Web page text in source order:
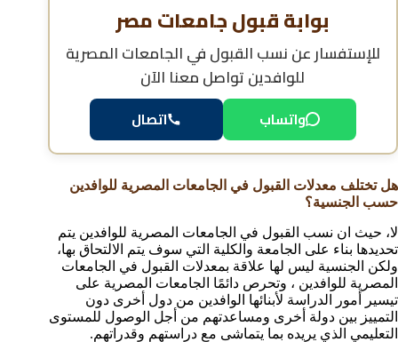
بوابة قبول جامعات مصر
للإستفسار عننسب القبول في الجامعات المصرية
للوافدينتواصل معنا الآن
واتساب اتصال
هل تختلف معدلات القبول في الجامعات المصرية للوافدين
حسب الجنسية؟
لا، حيث ان نسب القبول في الجامعات المصرية للوافدين يتم
تحديدها بناء على الجامعة والكلية التي سوف يتم الالتحاق بها،
ولكن الجنسية ليس لها علاقة بمعدلات القبول في الجامعات
المصرية للوافدين ، وتحرص دائمًا الجامعات المصرية على
تيسير أمور الدراسة لأبنائها الوافدين من دول أخرى دون
التمييز بين دولة أخرى ومساعدتهم من أجل الوصول للمستوى
التعليمي الذي يريده بما يتماشى مع دراستهم وقدراتهم.